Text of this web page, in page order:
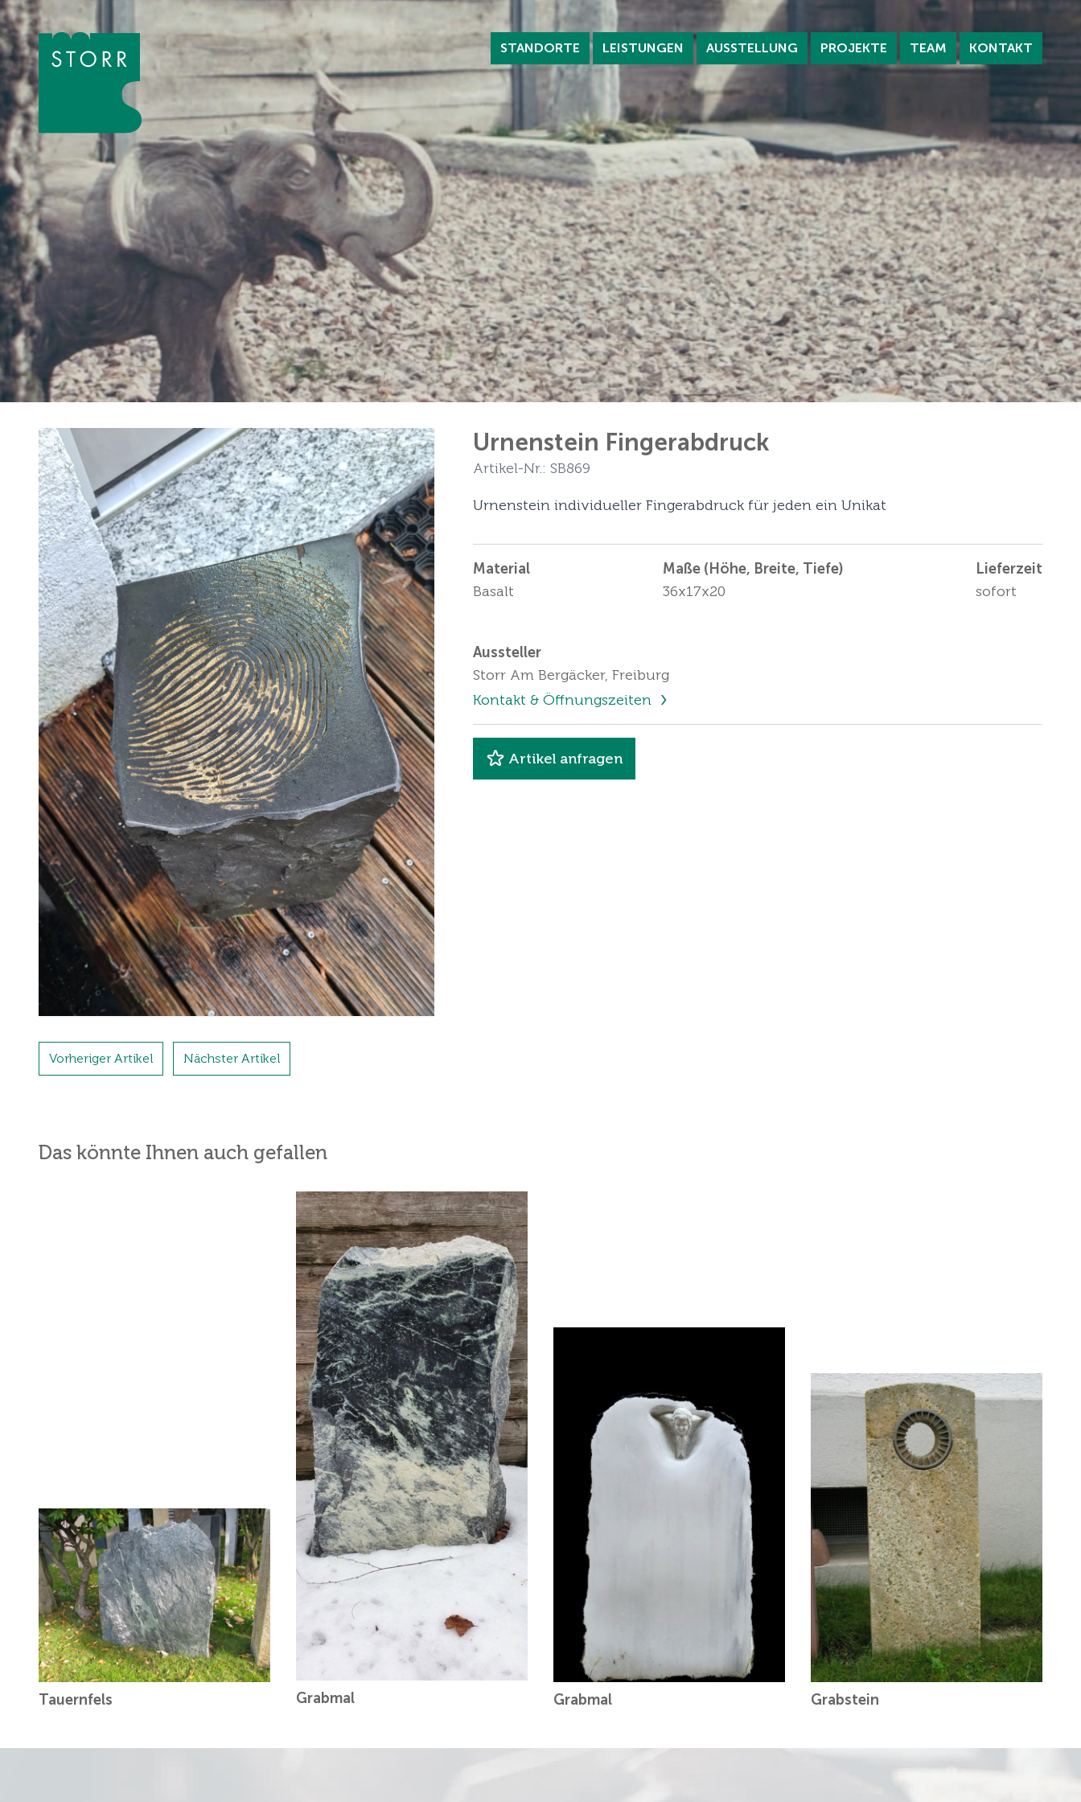
Zum Inhalt der Seite springen
STANDORTE LEISTUNGEN AUSSTELLUNG PROJEKTE TEAM KONTAKT
Urnenstein Fingerabdruck
Artikel-Nr.: SB869
Urnenstein individueller Fingerabdruck für jeden ein Unikat
Material
Basalt
Maße (Höhe, Breite, Tiefe)
36x17x20
Lieferzeit
sofort
Aussteller
Storr Am Bergäcker, Freiburg
Kontakt & Öffnungszeiten
Artikel anfragen
Vorheriger Artikel Nächster Artikel
Das könnte Ihnen auch gefallen
Tauernfels Grabmal Grabmal Grabstein